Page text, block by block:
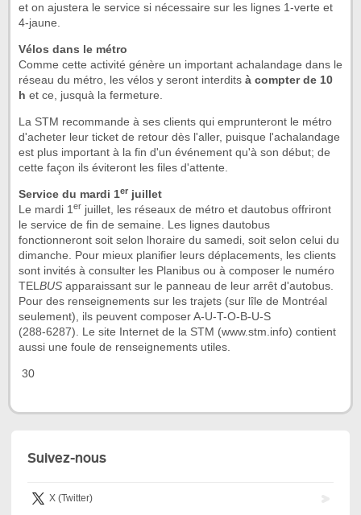
et on ajustera le service si nécessaire sur les lignes 1-verte et
4-jaune.
Vélos dans le métro
Comme cette activité génère un important achalandage dans le
réseau du métro, les vélos y seront interdits à compter de 10
h et ce, jusquà la fermeture.
La STM recommande à ses clients qui emprunteront le métro
d'acheter leur ticket de retour dès l'aller, puisque l'achalandage
est plus important à la fin d'un événement qu'à son début; de
cette façon ils éviteront les files d'attente.
Service du mardi 1er juillet
Le mardi 1er juillet, les réseaux de métro et dautobus offriront
le service de fin de semaine. Les lignes dautobus
fonctionneront soit selon lhoraire du samedi, soit selon celui du
dimanche. Pour mieux planifier leurs déplacements, les clients
sont invités à consulter les Planibus ou à composer le numéro
TELBUS apparaissant sur le panneau de leur arrêt d'autobus.
Pour des renseignements sur les trajets (sur lîle de Montréal
seulement), ils peuvent composer A-U-T-O-B-U-S
(288-6287). Le site Internet de la STM (www.stm.info) contient
aussi une foule de renseignements utiles.
 30 
Suivez-nous
X (Twitter)